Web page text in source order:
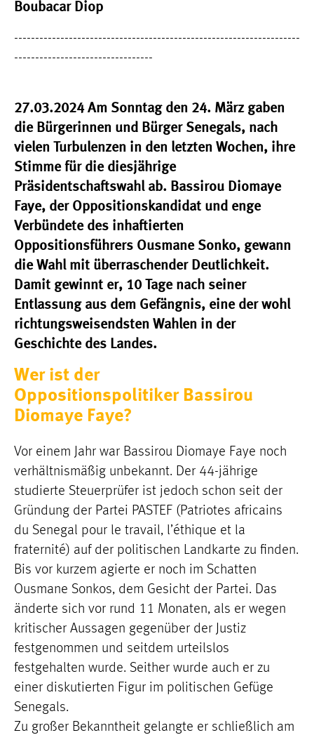
Boubacar Diop
--------------------------------------------------------------------
---------------------------------
27.03.2024 Am Sonntag den 24. März gaben
die Bürgerinnen und Bürger Senegals, nach
vielen Turbulenzen in den letzten Wochen, ihre
Stimme für die diesjährige
Präsidentschaftswahl ab. Bassirou Diomaye
Faye, der Oppositionskandidat und enge
Verbündete des inhaftierten
Oppositionsführers Ousmane Sonko, gewann
die Wahl mit überraschender Deutlichkeit.
Damit gewinnt er, 10 Tage nach seiner
Entlassung aus dem Gefängnis, eine der wohl
richtungsweisendsten Wahlen in der
Geschichte des Landes.
Wer ist der
Oppositionspolitiker Bassirou
Diomaye Faye?
Vor einem Jahr war Bassirou Diomaye Faye noch
verhältnismäßig unbekannt. Der 44-jährige
studierte Steuerprüfer ist jedoch schon seit der
Gründung der Partei PASTEF (Patriotes africains
du Senegal pour le travail, l’éthique et la
fraternité) auf der politischen Landkarte zu finden.
Bis vor kurzem agierte er noch im Schatten
Ousmane Sonkos, dem Gesicht der Partei. Das
änderte sich vor rund 11 Monaten, als er wegen
kritischer Aussagen gegenüber der Justiz
festgenommen und seitdem urteilslos
festgehalten wurde. Seither wurde auch er zu
einer diskutierten Figur im politischen Gefüge
Senegals.
Zu großer Bekanntheit gelangte er schließlich am